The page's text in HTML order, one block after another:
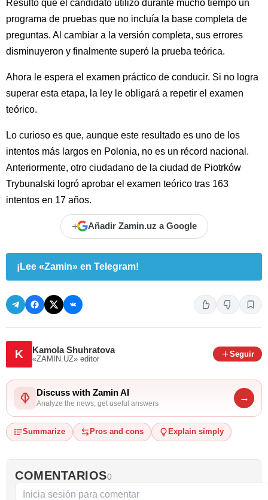
Resultó que el candidato utilizó durante mucho tiempo un
programa de pruebas que no incluía la base completa de
preguntas. Al cambiar a la versión completa, sus errores
disminuyeron y finalmente superó la prueba teórica.
Ahora le espera el examen práctico de conducir. Si no logra
superar esta etapa, la ley le obligará a repetir el examen
teórico.
Lo curioso es que, aunque este resultado es uno de los
intentos más largos en Polonia, no es un récord nacional.
Anteriormente, otro ciudadano de la ciudad de Piotrków
Trybunalski logró aprobar el examen teórico tras 163
intentos en 17 años.
+ Añadir Zamin.uz a Google
¡Lee «Zamin» en Telegram!
K Kamola Shuhratova
«ZAMIN.UZ» editor
Seguir
Discuss with Zamin AI
Analyze the news, get useful answers
→
Summarize Pros and cons Explain simply
COMENTARIOS0